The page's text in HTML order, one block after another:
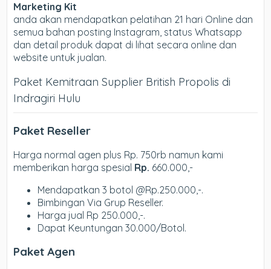
Marketing Kit
anda akan mendapatkan pelatihan 21 hari Online dan
semua bahan posting Instagram, status Whatsapp
dan detail produk dapat di lihat secara online dan
website untuk jualan.
Paket Kemitraan Supplier British Propolis di
Indragiri Hulu
Paket Reseller
Harga normal agen plus Rp. 750rb namun kami
memberikan harga spesial Rp. 660.000,-
Mendapatkan 3 botol @Rp.250.000,-.
Bimbingan Via Grup Reseller.
Harga jual Rp 250.000,-.
Dapat Keuntungan 30.000/Botol.
Paket Agen